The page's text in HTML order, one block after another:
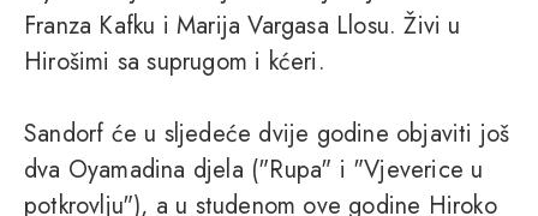
Franza Kafku i Marija Vargasa Llosu. Živi u
Hirošimi sa suprugom i kćeri.
Sandorf će u sljedeće dvije godine objaviti još
dva Oyamadina djela ("Rupa" i "Vjeverice u
potkrovlju"), a u studenom ove godine Hiroko